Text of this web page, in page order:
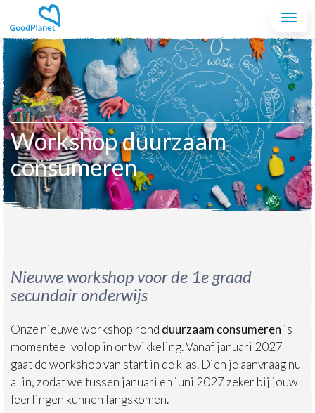
Spring naar de inhoud
Workshop duurzaam
consumeren
Nieuwe workshop voor de 1e graad
secundair onderwijs
Onze nieuwe workshop rond duurzaam consumeren is
momenteel volop in ontwikkeling. Vanaf januari 2027
gaat de workshop van start in de klas. Dien je aanvraag nu
al in, zodat we tussen januari en juni 2027 zeker bij jouw
leerlingen kunnen langskomen.